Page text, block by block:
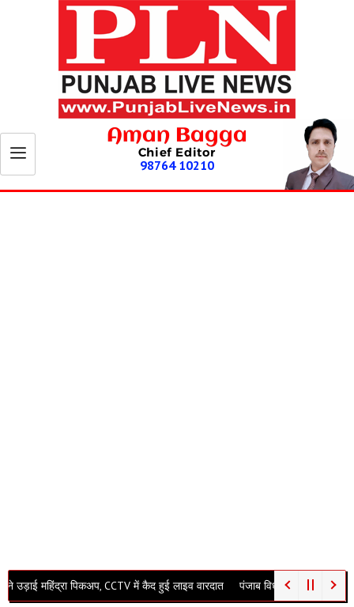
Aman Bagga
Chief Editor
98764 10210
CCTV में कैद हुई लाइव वारदात पंजाब विधानसभा में गूंजा अवैध खनन का मुद्दा!